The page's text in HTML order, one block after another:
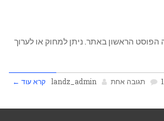
הפוסט הראשון באתר. ניתן למחוק או לערוך
תגובה אחת landz_admin קרא עוד ←